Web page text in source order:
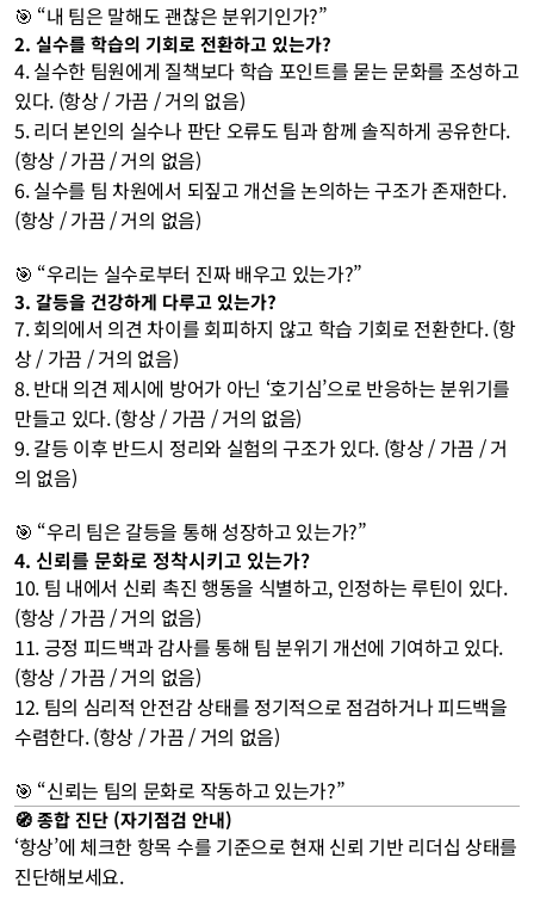
🎯 “내 팀은 말해도 괜찮은 분위기인가?”
2. 실수를 학습의 기회로 전환하고 있는가?
4. 실수한 팀원에게 질책보다 학습 포인트를 묻는 문화를 조성하고
있다. (항상 / 가끔 / 거의 없음)
5. 리더 본인의 실수나 판단 오류도 팀과 함께 솔직하게 공유한다.
(항상 / 가끔 / 거의 없음)
6. 실수를 팀 차원에서 되짚고 개선을 논의하는 구조가 존재한다.
(항상 / 가끔 / 거의 없음)
🎯 “우리는 실수로부터 진짜 배우고 있는가?”
3. 갈등을 건강하게 다루고 있는가?
7. 회의에서 의견 차이를 회피하지 않고 학습 기회로 전환한다. (항
상 / 가끔 / 거의 없음)
8. 반대 의견 제시에 방어가 아닌 ‘호기심’으로 반응하는 분위기를
만들고 있다. (항상 / 가끔 / 거의 없음)
9. 갈등 이후 반드시 정리와 실험의 구조가 있다. (항상 / 가끔 / 거
의 없음)
🎯 “우리 팀은 갈등을 통해 성장하고 있는가?”
4. 신뢰를 문화로 정착시키고 있는가?
10. 팀 내에서 신뢰 촉진 행동을 식별하고, 인정하는 루틴이 있다.
(항상 / 가끔 / 거의 없음)
11. 긍정 피드백과 감사를 통해 팀 분위기 개선에 기여하고 있다.
(항상 / 가끔 / 거의 없음)
12. 팀의 심리적 안전감 상태를 정기적으로 점검하거나 피드백을
수렴한다. (항상 / 가끔 / 거의 없음)
🎯 “신뢰는 팀의 문화로 작동하고 있는가?”
🧭 종합 진단 (자기점검 안내)
‘항상’에 체크한 항목 수를 기준으로 현재 신뢰 기반 리더십 상태를
진단해보세요.